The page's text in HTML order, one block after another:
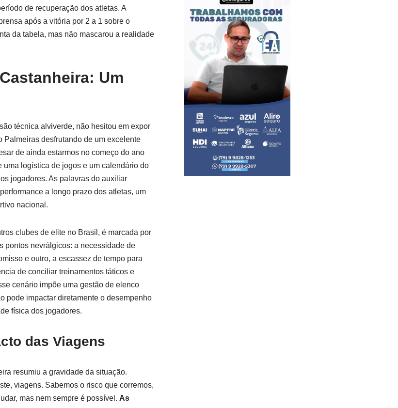
de recuperação dos atletas. A
após a vitória por 2 a 1 sobre o
da tabela, mas não mascarou a realidade
Um
técnica alviverde, não hesitou em expor
Palmeiras desfrutando de um excelente
de ainda estarmos no começo do ano
logística de jogos e um calendário do
jogadores. As palavras do auxiliar
a longo prazo dos atletas, um
nacional.
clubes de elite no Brasil, é marcada por
pontos nevrálgicos: a necessidade de
e outro, a escassez de tempo para
de conciliar treinamentos táticos e
cenário impõe uma gestão de elenco
pode impactar diretamente o desempenho
física dos jogadores.
das Viagens
resumiu a gravidade da situação.
viagens. Sabemos o risco que corremos,
mas nem sempre é possível. As